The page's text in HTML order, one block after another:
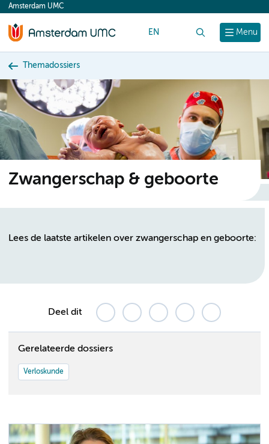
content
Menu
Amsterdam UMC
EN
Themadossiers
Zwangerschap & geboorte
Lees de laatste artikelen over zwangerschap en geboorte:
Deel dit
Gerelateerde dossiers
Verloskunde